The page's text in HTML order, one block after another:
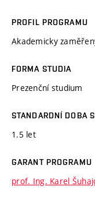
PROFIL PROGRAMU
Akademicky
FORMA STUDIA
Prezenční studium
STANDARDNÍ DOBA
1.5 let
GARANT PROGRAMU
prof. Ing. Karel